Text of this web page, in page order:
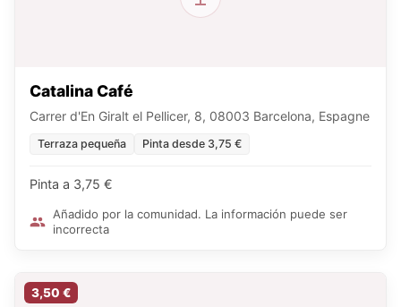
Catalina Café
Carrer d'En Giralt el Pellicer, 8, 08003 Barcelona, Espagne
Terraza pequeña Pinta desde 3,75 €
Pinta a 3,75 €
Añadido por la comunidad. La información puede ser
incorrecta
3,50 €